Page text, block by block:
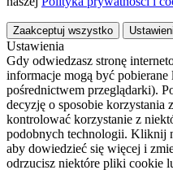
Zaakceptuj wszystko
Ustawienia
Gdy odwiedzasz stronę
informacje mogą być pobierane
pośrednictwem przeglądarki).
decyzję o sposobie korzystania
kontrolować korzystanie z
podobnych technologii. Kliknij
aby dowiedzieć się więcej i
odrzucisz niektóre pliki cookie